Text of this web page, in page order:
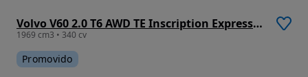
Volvo V60 2.0 T6 AWD TE Inscription Expression
1969 cm3 • 340 cv
Promovido